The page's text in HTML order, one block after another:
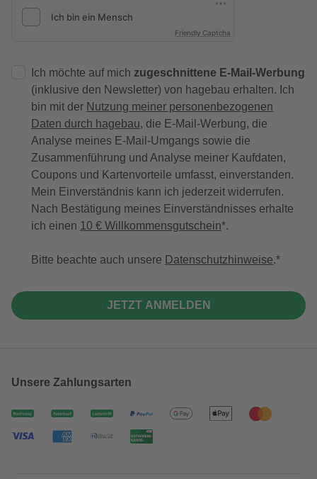
Friendly Captcha
Ich möchte auf mich zugeschnittene E-Mail-Werbung
(inklusive den Newsletter) von hagebau erhalten. Ich
bin mit der Nutzung meiner personenbezogenen
Daten durch hagebau, die E-Mail-Werbung, die
Analyse meines E-Mail-Umgangs sowie die
Zusammenführung und Analyse meiner Kaufdaten,
Coupons und Kartenvorteile umfasst, einverstanden.
Mein Einverständnis kann ich jederzeit widerrufen.
Nach Bestätigung meines Einverständnisses erhalte
ich einen 10 € Willkommensgutschein*.
Bitte beachte auch unsere Datenschutzhinweise.
JETZT ANMELDEN
Unsere Zahlungsarten